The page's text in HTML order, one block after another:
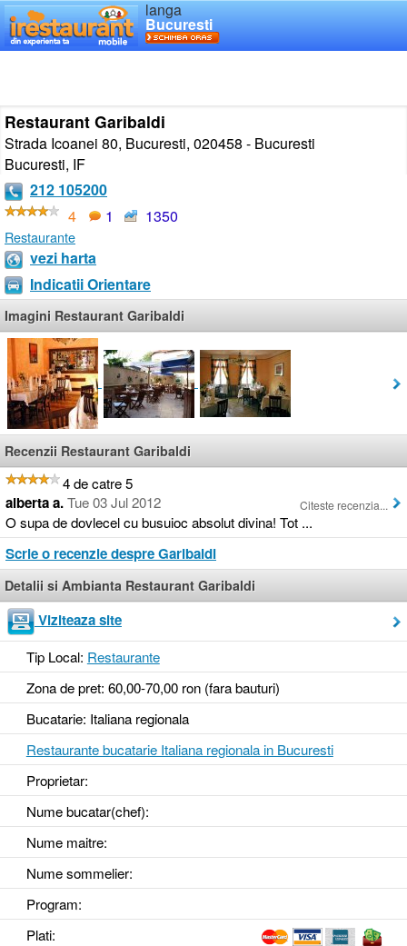
langa
Bucuresti
Restaurant Garibaldi
Strada Icoanei 80, Bucuresti, 020458 - Bucuresti
Bucuresti, IF
212 105200
4
1 1350
Restaurante
vezi harta
Indicatii Orientare
Imagini Restaurant Garibaldi
Recenzii Restaurant Garibaldi
4 de catre 5
alberta a.Tue 03 Jul 2012
O supa de dovlecel cu busuioc absolut divina! Tot ...
Citeste recenzia...
Scrie o recenzie despre Garibaldi
Detalii si Ambianta Restaurant Garibaldi
Viziteaza site
Tip Local: Restaurante
Zona de pret: 60,00-70,00 ron (fara bauturi)
Bucatarie: Italiana regionala
Restaurante bucatarie Italiana regionala in Bucuresti
Proprietar:
Nume bucatar(chef):
Nume maitre:
Nume sommelier:
Program:
Plati: